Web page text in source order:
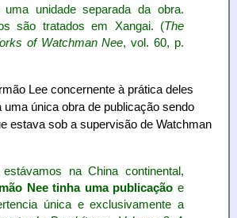
uma unidade separada da obra.
são tratados em Xangai. (The
of Watchman Nee, vol. 60, p.
Lee concernente à prática deles
uma única obra de publicação sendo
estava sob a supervisão de Watchman
estávamos na China continental,
Nee tinha uma publicação e
única e exclusivamente a